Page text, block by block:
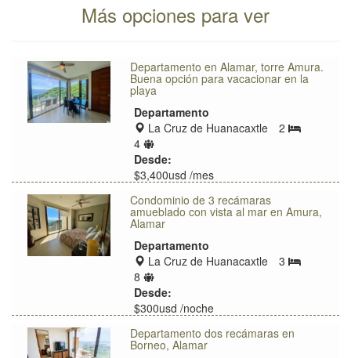
Más opciones para ver
Departamento en Alamar, torre Amura.
Buena opción para vacacionar en la
playa
Departamento
Zona
de
ubicación
La Cruz de Huanacaxtle 2 Bedrooms
4
Límite
de
huéspedes
Desde:
$3,400usd /mes
Condominio de 3 recámaras
amueblado con vista al mar en Amura,
Alamar
Departamento
Zona
de
ubicación
La Cruz de Huanacaxtle 3 Bedrooms
8
Límite
de
huéspedes
Desde:
$300usd /noche
Departamento dos recámaras en
Borneo, Alamar